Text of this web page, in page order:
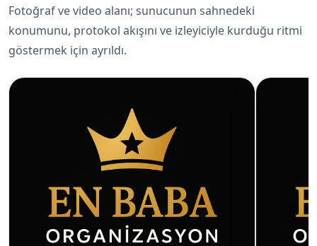
Fotoğraf ve video alanı; sunucunun sahnedeki
konumunu, protokol akışını ve izleyiciyle kurduğu ritmi
göstermek için ayrıldı.